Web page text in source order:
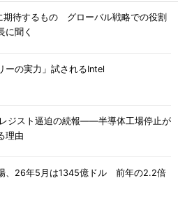
期待するもの グローバル戦略での役割
に聞く
ーの実力」試されるIntel
ジスト逼迫の続報――半導体工場停止が
理由
、26年5月は1345億ドル 前年の2.2倍